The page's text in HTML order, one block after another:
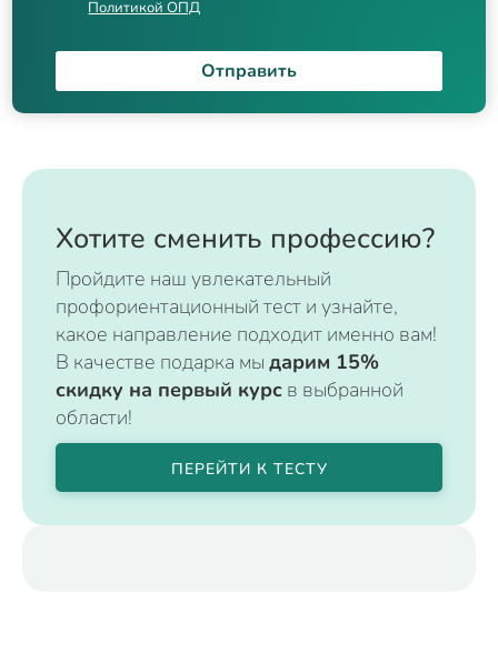
Политикой ОПД
Отправить
Хотите сменить профессию?
Пройдите наш увлекательный
профориентационный тест и узнайте,
какое направление подходит именно вам!
В качестве подарка мы дарим 15%
скидку на первый курс в выбранной
области!
ПЕРЕЙТИ К ТЕСТУ